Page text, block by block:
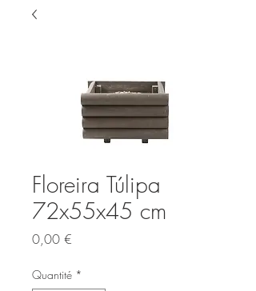
Floreira Túlipa
72x55x45 cm
0,00 €
Quantité *